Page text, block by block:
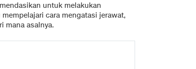
untuk melakukan
cara mengatasi jerawat,
mana asalnya.